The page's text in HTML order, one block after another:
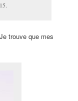
Je trouve que mes